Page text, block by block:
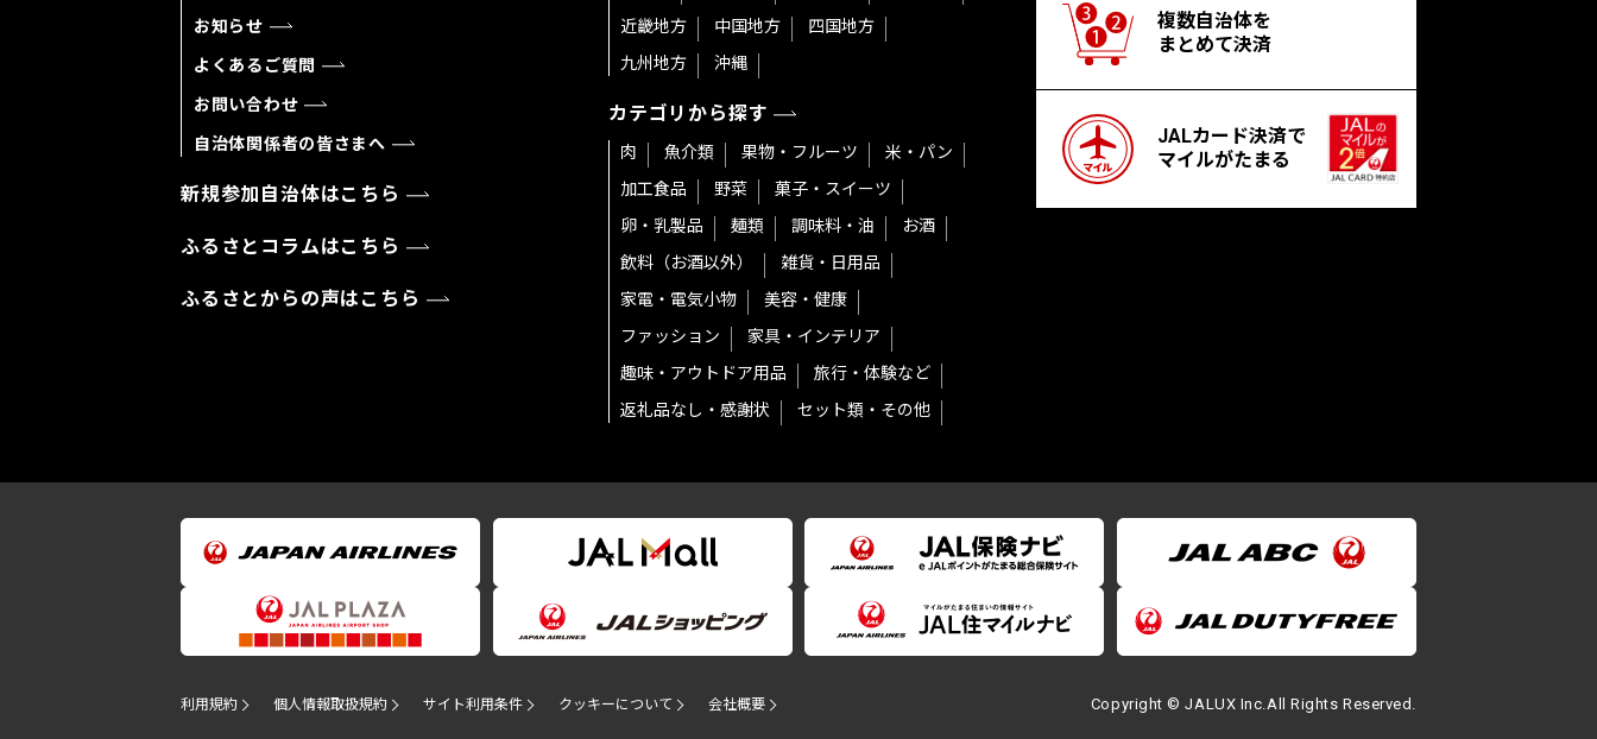
お知らせ
よくあるご質問
お問い合わせ
自治体関係者の皆さまへ
新規参加自治体はこちら
ふるさとコラムはこちら
ふるさとからの声はこちら
近畿地方
中国地方
四国地方
九州地方
沖縄
カテゴリから探す
肉 魚介類 果物・フルーツ
米・パン
加工食品
野菜
菓子・スイーツ
卵・乳製品
麺類 調味料・油
お酒
飲料（お酒以外）
雑貨・日用品
家電・電気小物
美容・健康
ファッション
家具・インテリア
趣味・アウトドア用品
旅行・体験など
返礼品なし・感謝状
セット類・その他
複数自治体を
まとめて決済
JALカード決済で
マイルがたまる
利用規約 個人情報取扱規約 サイト利用条件 クッキーについて 会社概要 Copyright © JALUX Inc.All Rights Reserved.